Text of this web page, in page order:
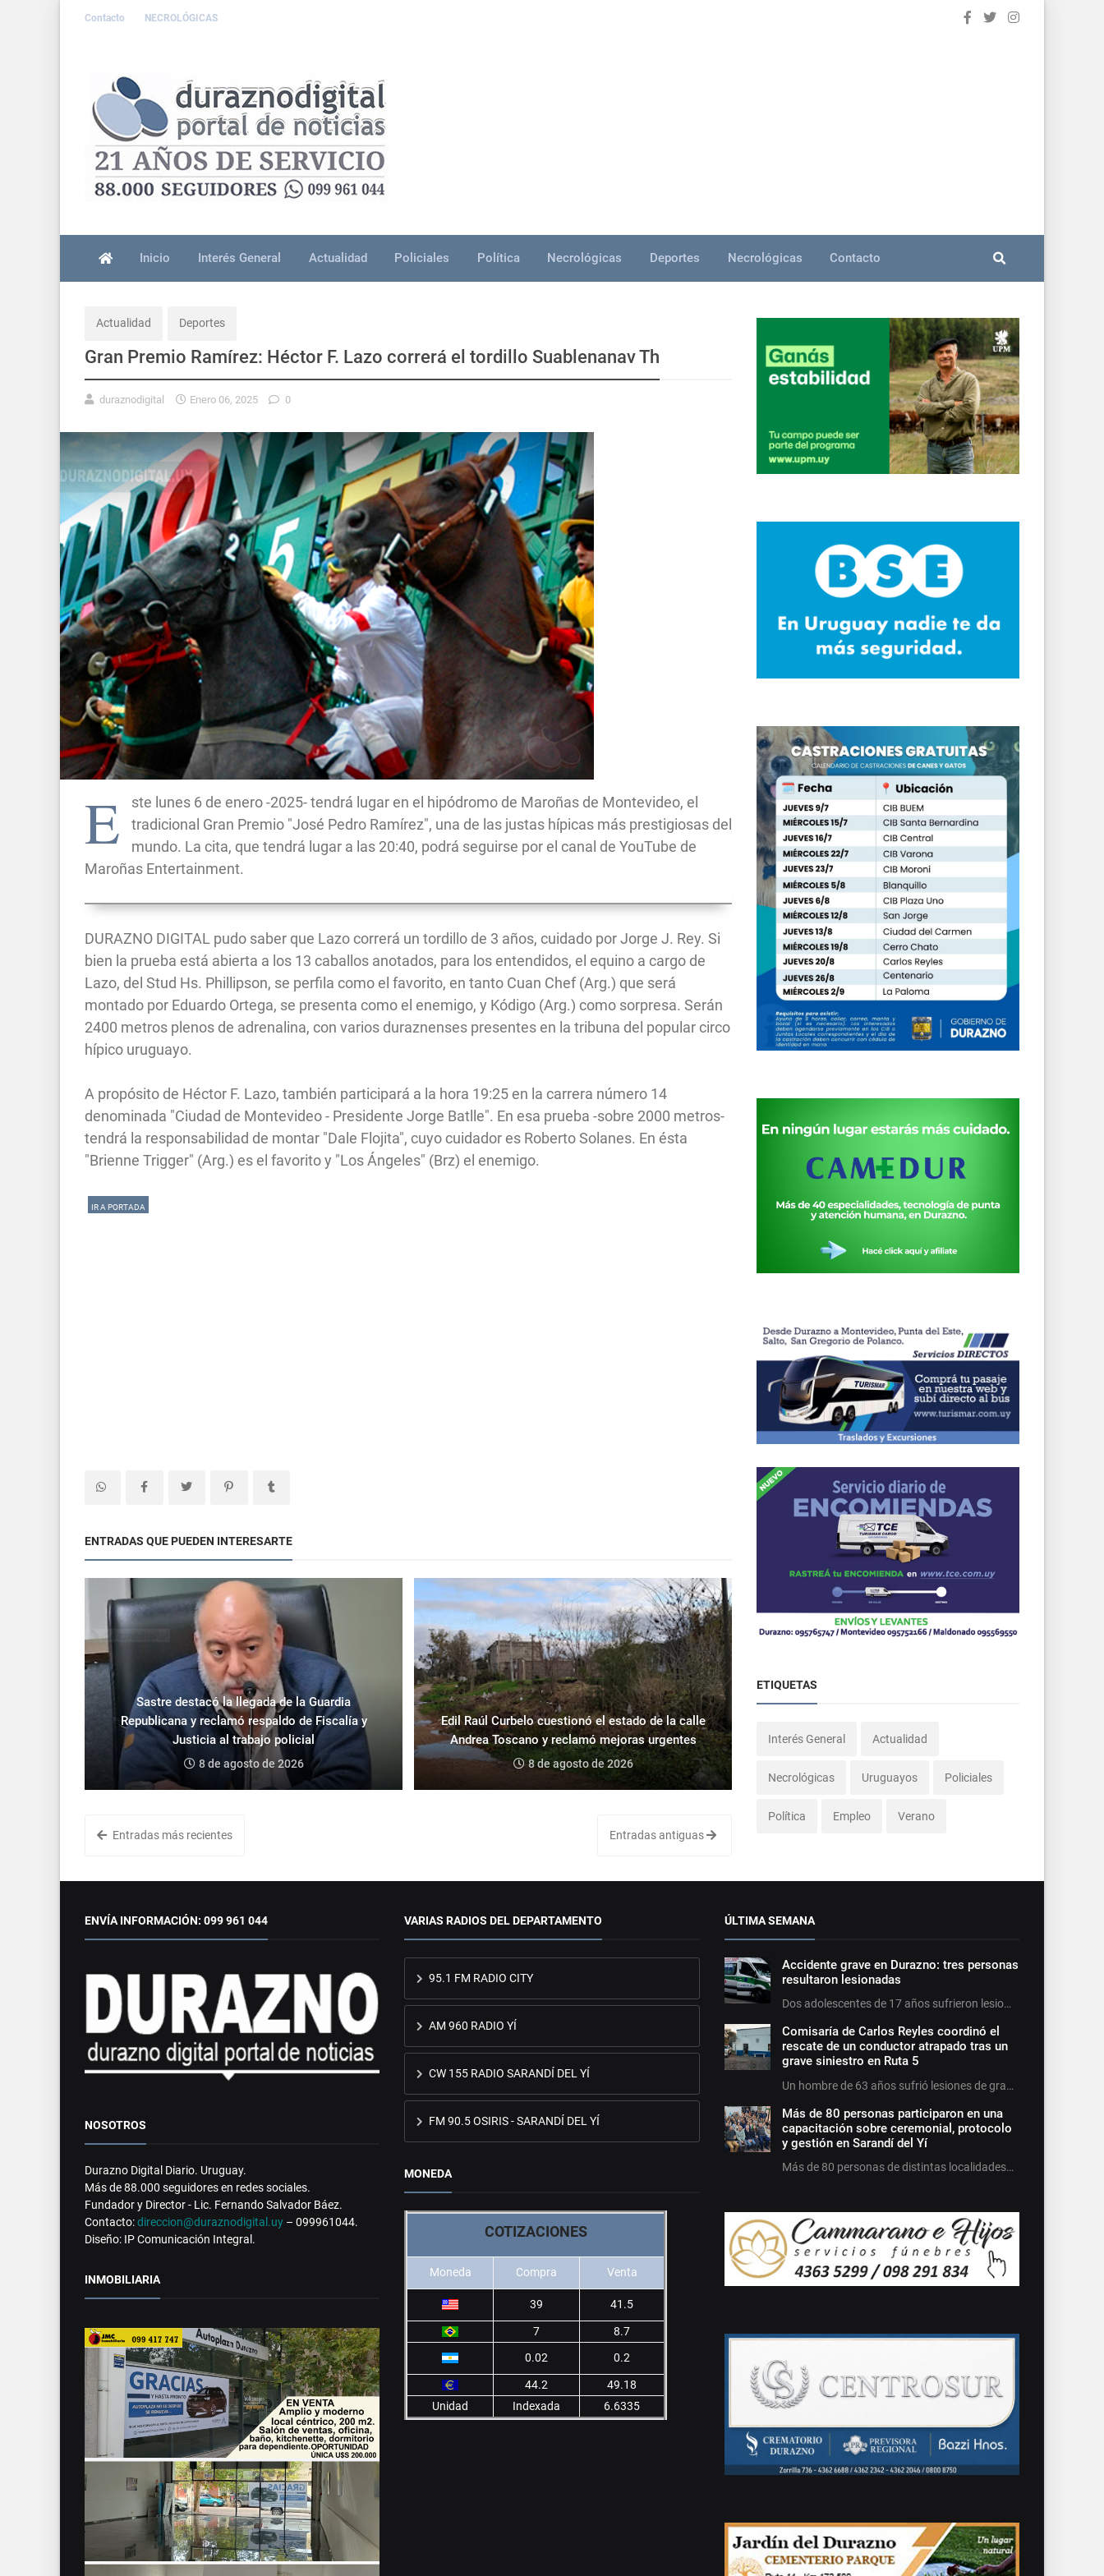
Contacto NECROLÓGICAS
Inicio Interés General Actualidad Policiales Política Necrológicas Deportes Necrológicas Contacto
Actualidad Deportes
Gran Premio Ramírez: Héctor F. Lazo correrá el tordillo Suablenanav Th
duraznodigital Enero 06, 2025 0
E
ste lunes 6 de enero -2025- tendrá lugar en el hipódromo de Maroñas de Montevideo, el
tradicional Gran Premio "José Pedro Ramírez", una de las justas hípicas más prestigiosas del
mundo. La cita, que tendrá lugar a las 20:40, podrá seguirse por el canal de YouTube de
Maroñas Entertainment.
DURAZNO DIGITAL pudo saber que Lazo correrá un tordillo de 3 años, cuidado por Jorge J. Rey. Si
bien la prueba está abierta a los 13 caballos anotados, para los entendidos, el equino a cargo de
Lazo, del Stud Hs. Phillipson, se perfila como el favorito, en tanto Cuan Chef (Arg.) que será
montado por Eduardo Ortega, se presenta como el enemigo, y Kódigo (Arg.) como sorpresa. Serán
2400 metros plenos de adrenalina, con varios duraznenses presentes en la tribuna del popular circo
hípico uruguayo.
A propósito de Héctor F. Lazo, también participará a la hora 19:25 en la carrera número 14
denominada "Ciudad de Montevideo - Presidente Jorge Batlle". En esa prueba -sobre 2000 metros-
tendrá la responsabilidad de montar "Dale Flojita", cuyo cuidador es Roberto Solanes. En ésta
"Brienne Trigger" (Arg.) es el favorito y "Los Ángeles" (Brz) el enemigo.
IR A PORTADA
ENTRADAS QUE PUEDEN INTERESARTE
Sastre destacó la llegada de la Guardia
Republicana y reclamó respaldo de Fiscalía y
Justicia al trabajo policial
8 de agosto de 2026
Edil Raúl Curbelo cuestionó el estado de la calle
Andrea Toscano y reclamó mejoras urgentes
8 de agosto de 2026
Entradas más recientes Entradas antiguas
ETIQUETAS
Interés General Actualidad
Necrológicas Uruguayos Policiales
Política Empleo Verano
ENVÍA INFORMACIÓN: 099 961 044
NOSOTROS
Durazno Digital Diario. Uruguay.
Más de 88.000 seguidores en redes sociales.
Fundador y Director - Lic. Fernando Salvador Báez.
Contacto:direccion@duraznodigital.uy – 099961044.
Diseño: IP Comunicación Integral.
INMOBILIARIA
VARIAS RADIOS DEL DEPARTAMENTO
95.1 FM RADIO CITY
AM 960 RADIO YÍ
CW 155 RADIO SARANDÍ DEL YÍ
FM 90.5 OSIRIS - SARANDÍ DEL YÍ
MONEDA
COTIZACIONES
Moneda Compra Venta
39 41.5
7
8.7
0.02
0.2
44.2
49.18
Unidad
Indexada 6.6335
ÚLTIMA SEMANA
Accidente grave en Durazno: tres personas
resultaron lesionadas
Dos adolescentes de 17 años sufrieron lesio…
Comisaría de Carlos Reyles coordinó el
rescate de un conductor atrapado tras un
grave siniestro en Ruta 5
Un hombre de 63 años sufrió lesiones de gra…
Más de 80 personas participaron en una
capacitación sobre ceremonial, protocolo
y gestión en Sarandí del Yí
Más de 80 personas de distintas localidades…